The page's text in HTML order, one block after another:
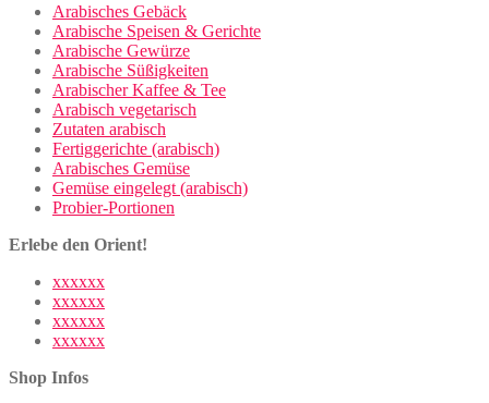
Arabisches Gebäck
Arabische Speisen & Gerichte
Arabische Gewürze
Arabische Süßigkeiten
Arabischer Kaffee & Tee
Arabisch vegetarisch
Zutaten arabisch
Fertiggerichte (arabisch)
Arabisches Gemüse
Gemüse eingelegt (arabisch)
Probier-Portionen
Erlebe den Orient!
xxxxxx
xxxxxx
xxxxxx
xxxxxx
Shop Infos